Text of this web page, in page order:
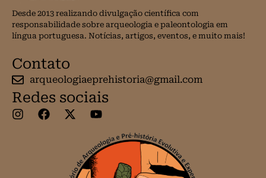
Desde 2013 realizando divulgação científica com
responsabilidade sobre arqueologia e paleontologia em
língua portuguesa. Notícias, artigos, eventos, e muito mais!
Contato
arqueologiaeprehistoria@gmail.com
Redes sociais